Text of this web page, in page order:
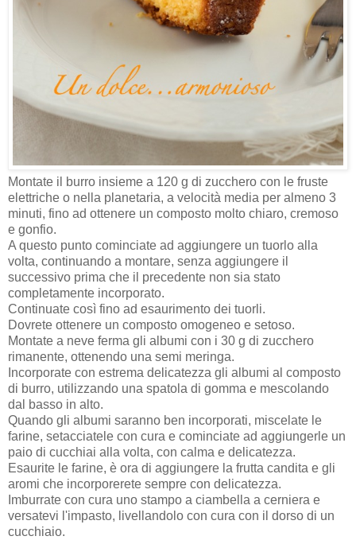
Montate il burro insieme a 120 g di zucchero con le fruste
elettriche o nella planetaria, a velocità media per almeno 3
minuti, fino ad ottenere un composto molto chiaro, cremoso
e gonfio.
A questo punto cominciate ad aggiungere un tuorlo alla
volta, continuando a montare, senza aggiungere il
successivo prima che il precedente non sia stato
completamente incorporato.
Continuate così fino ad esaurimento dei tuorli.
Dovrete ottenere un composto omogeneo e setoso.
Montate a neve ferma gli albumi con i 30 g di zucchero
rimanente, ottenendo una semi meringa.
Incorporate con estrema delicatezza gli albumi al composto
di burro, utilizzando una spatola di gomma e mescolando
dal basso in alto.
Quando gli albumi saranno ben incorporati, miscelate le
farine, setacciatele con cura e cominciate ad aggiungerle un
paio di cucchiai alla volta, con calma e delicatezza.
Esaurite le farine, è ora di aggiungere la frutta candita e gli
aromi che incorporerete sempre con delicatezza.
Imburrate con cura uno stampo a ciambella a cerniera e
versatevi l'impasto, livellandolo con cura con il dorso di un
cucchiaio.